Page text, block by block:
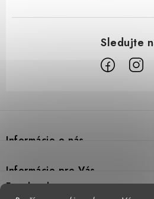
p
i
Informácie o nás
Prečo DUAL BP
Predajne
Informácie pre Vás
Facebook